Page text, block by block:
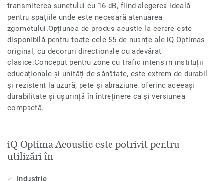
transmiterea sunetului cu 16 dB, fiind alegerea ideală
pentru spațiile unde este necesară atenuarea
zgomotului.Opțiunea de produs acustic la cerere este
disponibilă pentru toate cele 55 de nuanțe ale iQ Optimas
original, cu decoruri directionale cu adevărat
clasice.Conceput pentru zone cu trafic intens în instituții
educaționale și unități de sănătate, este extrem de durabil
și rezistent la uzură, pete și abraziune, oferind aceeași
durabilitate și ușurință în întreținere ca și versiunea
compactă.
iQ Optima Acoustic este potrivit pentru
utilizări în
Industrie